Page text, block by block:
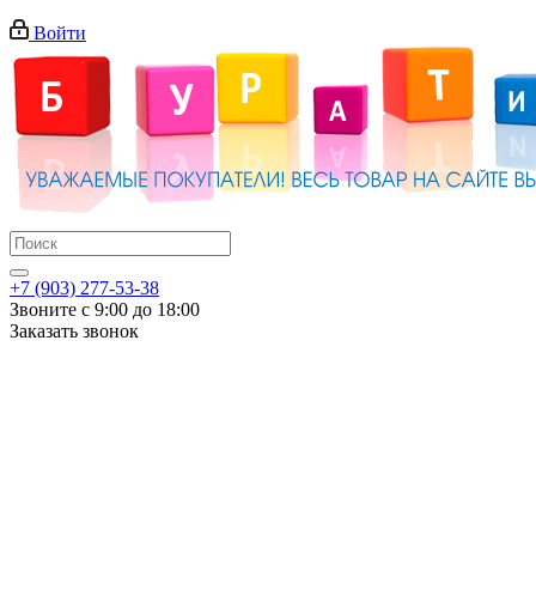
Войти
+7 (903) 277-53-38
Звоните с 9:00 до 18:00
Заказать звонок